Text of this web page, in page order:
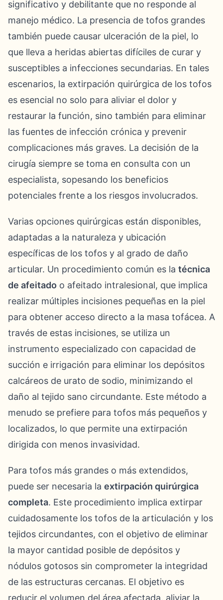
significativo y debilitante que no responde al
manejo médico. La presencia de tofos grandes
también puede causar ulceración de la piel, lo
que lleva a heridas abiertas difíciles de curar y
susceptibles a infecciones secundarias. En tales
escenarios, la extirpación quirúrgica de los tofos
es esencial no solo para aliviar el dolor y
restaurar la función, sino también para eliminar
las fuentes de infección crónica y prevenir
complicaciones más graves. La decisión de la
cirugía siempre se toma en consulta con un
especialista, sopesando los beneficios
potenciales frente a los riesgos involucrados.
Varias opciones quirúrgicas están disponibles,
adaptadas a la naturaleza y ubicación
específicas de los tofos y al grado de daño
articular. Un procedimiento común es la técnica
de afeitado o afeitado intralesional, que implica
realizar múltiples incisiones pequeñas en la piel
para obtener acceso directo a la masa tofácea. A
través de estas incisiones, se utiliza un
instrumento especializado con capacidad de
succión e irrigación para eliminar los depósitos
calcáreos de urato de sodio, minimizando el
daño al tejido sano circundante. Este método a
menudo se prefiere para tofos más pequeños y
localizados, lo que permite una extirpación
dirigida con menos invasividad.
Para tofos más grandes o más extendidos,
puede ser necesaria la extirpación quirúrgica
completa. Este procedimiento implica extirpar
cuidadosamente los tofos de la articulación y los
tejidos circundantes, con el objetivo de eliminar
la mayor cantidad posible de depósitos y
nódulos gotosos sin comprometer la integridad
de las estructuras cercanas. El objetivo es
reducir el volumen del área afectada, aliviar la